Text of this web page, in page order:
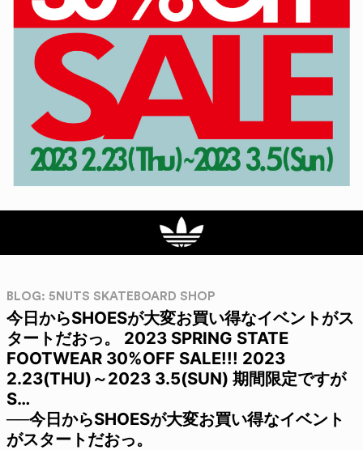
BLOG: 5NUTS SKATEBOARD SHOP
今日からSHOESが大変お買い得なイベントがス
タートだおっ。 2023 SPRING STATE
FOOTWEAR 30%OFF SALE!!! 2023
2.23(THU)～2023 3.5(SUN) 期間限定ですが
S…
──今日からSHOESが大変お買い得なイベント
がスタートだおっ。